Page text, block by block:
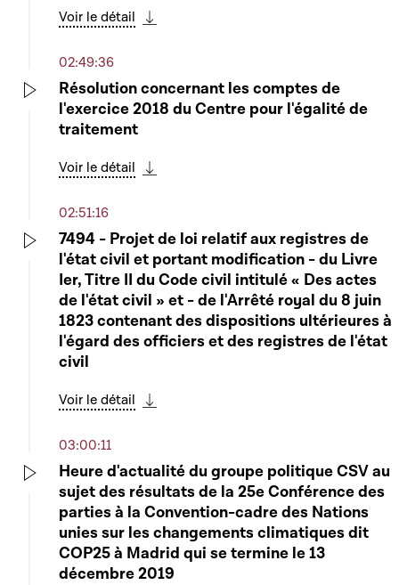
Voir le détail
02:49:36
Résolution concernant les comptes de
l'exercice 2018 du Centre pour l'égalité de
traitement
Voir le détail
02:51:16
7494 - Projet de loi relatif aux registres de
l'état civil et portant modification - du Livre
Ier, Titre II du Code civil intitulé « Des actes
de l'état civil » et - de l'Arrêté royal du 8 juin
1823 contenant des dispositions ultérieures à
l'égard des officiers et des registres de l'état
civil
Voir le détail
03:00:11
Heure d'actualité du groupe politique CSV au
sujet des résultats de la 25e Conférence des
parties à la Convention-cadre des Nations
unies sur les changements climatiques dit
COP25 à Madrid qui se termine le 13
décembre 2019